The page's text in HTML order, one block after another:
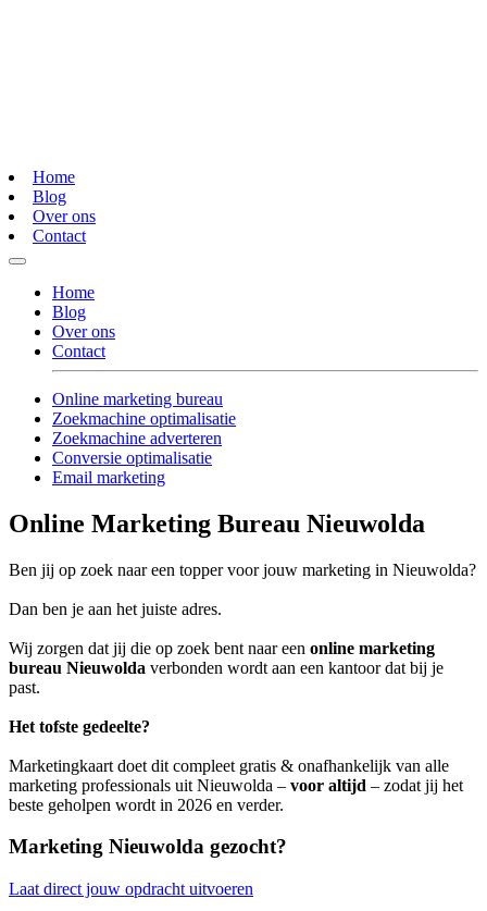
Home
Blog
Over ons
Contact
Home
Blog
Over ons
Contact
Online marketing bureau
Zoekmachine optimalisatie
Zoekmachine adverteren
Conversie optimalisatie
Email marketing
Online Marketing Bureau Nieuwolda
Ben jij op zoek naar een topper voor jouw marketing in Nieuwolda?
Dan ben je aan het juiste adres.
Wij zorgen dat jij die op zoek bent naar een online marketing
bureau Nieuwolda verbonden wordt aan een kantoor dat bij je
past.
Het tofste gedeelte?
Marketingkaart doet dit compleet gratis & onafhankelijk van alle
marketing professionals uit Nieuwolda – voor altijd – zodat jij het
beste geholpen wordt in 2026 en verder.
Marketing Nieuwolda gezocht?
Laat direct jouw opdracht uitvoeren